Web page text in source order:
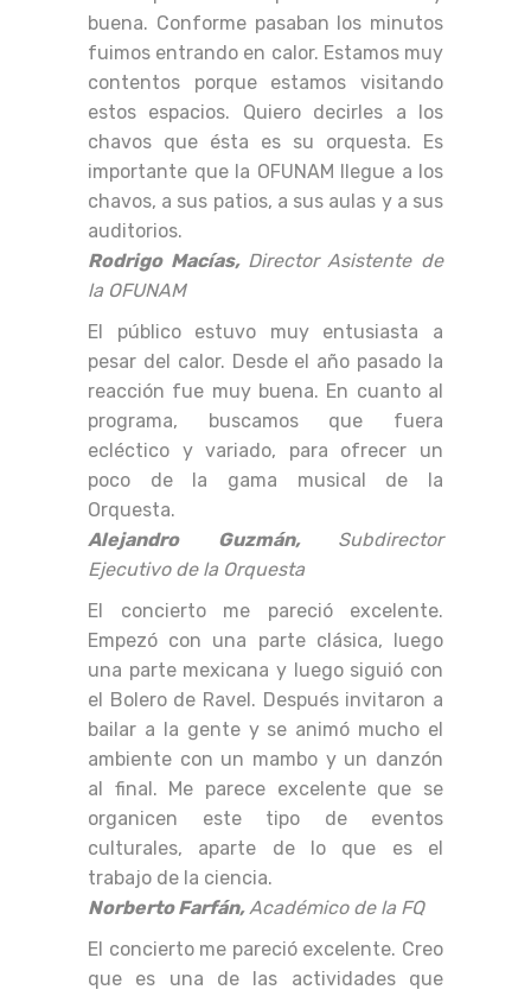
buena. Conforme pasaban los minutos
fuimos entrando en calor. Estamos muy
contentos porque estamos visitando
estos espacios. Quiero decirles a los
chavos que ésta es su orquesta. Es
importante que la OFUNAM llegue a los
chavos, a sus patios, a sus aulas y a sus
auditorios.
Rodrigo Macías, Director Asistente de
la OFUNAM
El público estuvo muy entusiasta a
pesar del calor. Desde el año pasado la
reacción fue muy buena. En cuanto al
programa, buscamos que fuera
ecléctico y variado, para ofrecer un
poco de la gama musical de la
Orquesta.
Alejandro Guzmán, Subdirector
Ejecutivo de la Orquesta
El concierto me pareció excelente.
Empezó con una parte clásica, luego
una parte mexicana y luego siguió con
el Bolero de Ravel. Después invitaron a
bailar a la gente y se animó mucho el
ambiente con un mambo y un danzón
al final. Me parece excelente que se
organicen este tipo de eventos
culturales, aparte de lo que es el
trabajo de la ciencia.
Norberto Farfán,Académico de la FQ
El concierto me pareció excelente. Creo
que es una de las actividades que